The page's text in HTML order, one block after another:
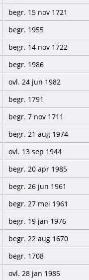
begr. 15 nov 1721
begr. 1955
begr. 14 nov 1722
begr. 1986
ovl. 24 jun 1982
begr. 1791
begr. 7 nov 1711
begr. 21 aug 1974
ovl. 13 sep 1944
begr. 20 apr 1985
begr. 26 jun 1961
begr. 27 mei 1961
begr. 19 jan 1976
begr. 22 aug 1670
begr. 1708
ovl. 28 jan 1985